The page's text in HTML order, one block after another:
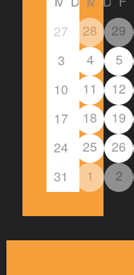
27
28 29
3
4 5
10
11 12
17
18 19
24
25 26
31
1 2